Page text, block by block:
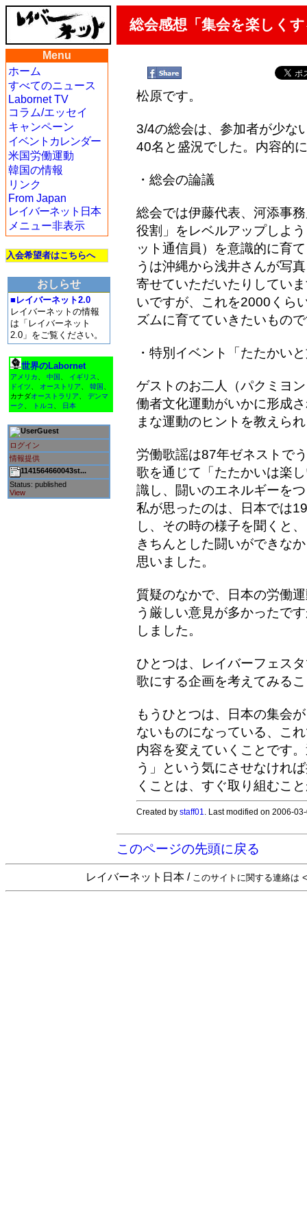
総会感想「集会を楽しく
Menu
ホーム
すべてのニュース
Labornet TV
コラム/エッセイ
キャンペーン
イベントカレンダー
米国労働運動
韓国の情報
リンク
From Japan
レイバーネット日本
メニュー非表示
入会希望者はこちらへ
おしらせ
■レイバーネット2.0
レイバーネットの情報
は「レイバーネット
2.0」をご覧ください。
世界のLabornet
アメリカ 中国 イギリス
ドイツ
オーストリア 韓国
カナダオーストラリア
デンマ
ーク
トルコ 日本
Guest
ログイン
情報提供
1141564660043st...
Status: published
View
松原です。
3/4の総会は、参加者が少な
40名と盛況でした。内容的
・総会の論議
総会では伊藤代表、河添事
役割」をレベルアップしよ
ット通信員）を意識的に育
うは沖縄から浅井さんが写
寄せていただいたりしてい
いですが、これを2000くら
ズムに育てていきたいもの
・特別イベント「たたかい
ゲストのお二人（パクミヨ
働者文化運動がいかに形成
まな運動のヒントを教えら
労働歌謡は87年ゼネストで
歌を通じて「たたかいは楽
識し、闘いのエネルギーを
私が思ったのは、日本では
し、その時の様子を聞くと
きちんとした闘いができな
思いました。
質疑のなかで、日本の労働
う厳しい意見が多かったで
しました。
ひとつは、レイバーフェス
歌にする企画を考えてみる
もうひとつは、日本の集会
ないものになっている、こ
内容を変えていくことです
う」という気にさせなけれ
くことは、すぐ取り組むこ
Created bystaff01. Last modified on 2006-
このページの先頭に戻る
レイバーネット日本 / このサイトに関する連絡は